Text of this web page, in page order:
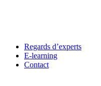
Regards d’experts
E-learning
Contact